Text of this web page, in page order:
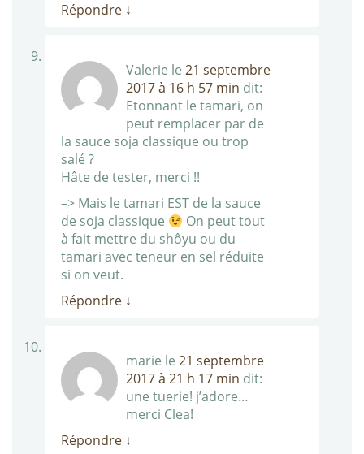
Répondre ↓
Valerie le 21 septembre
2017 à 16 h 57 min dit:
Etonnant le tamari, on
peut remplacer par de
la sauce soja classique ou trop
salé ?
Hâte de tester, merci !!
–> Mais le tamari EST de la sauce
de soja classique
On peut tout
à fait mettre du shôyu ou du
tamari avec teneur en sel réduite
si on veut.
Répondre ↓
marie le 21 septembre
2017 à 21 h 17 min dit:
une tuerie! j’adore…
merci Clea!
Répondre ↓